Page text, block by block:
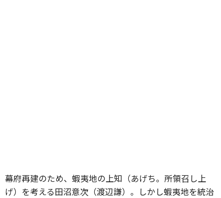
幕府再建のため、蝦夷地の上知（あげち。所領召し上
げ）を考える田沼意次（渡辺謙）。しかし蝦夷地を統治